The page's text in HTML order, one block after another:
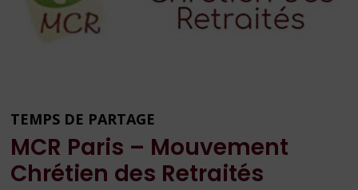
TEMPS DE PARTAGE
MCR Paris – Mouvement
Chrétien des Retraités